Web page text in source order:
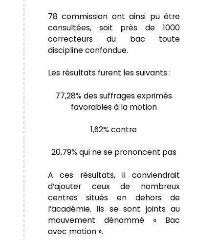
78 commission ont ainsi pu être
consultées, soit près de 1000
correcteurs du bac toute
discipline confondue.
Les résultats furent les suivants :
77,28% des suffrages exprimés
favorables à la motion
1,62% contre
20,79% qui ne se prononcent pas
A ces résultats, il conviendrait
d’ajouter ceux de nombreux
centres situés en dehors de
l’académie. Ils se sont joints au
mouvement dénommé « Bac
avec motion ».